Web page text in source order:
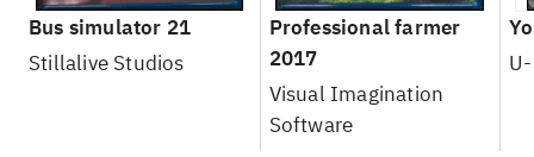
Bus simulator 21
Stillalive Studios
Professional farmer
2017
Visual Imagination
Software